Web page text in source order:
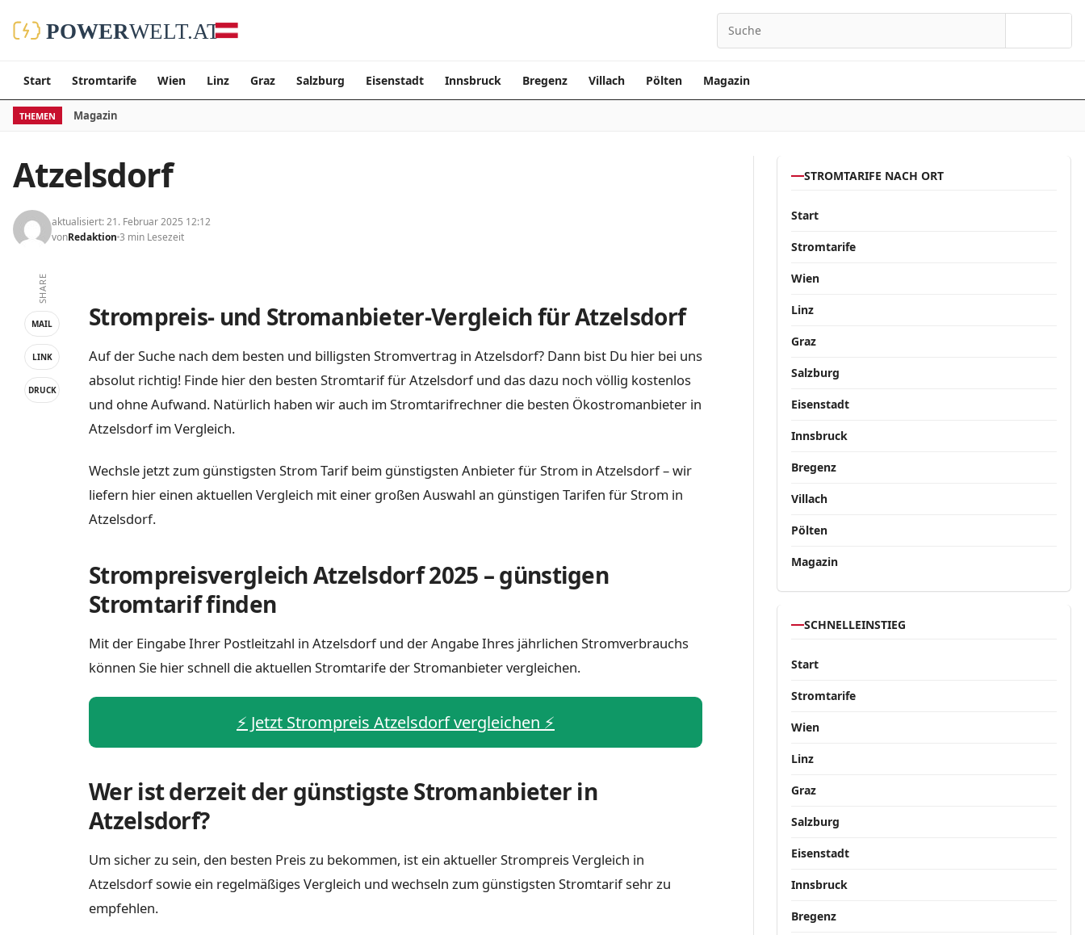
Start Stromtarife Wien Linz Graz Salzburg Eisenstadt Innsbruck Bregenz Villach Pölten Magazin
THEMEN Magazin
Atzelsdorf
aktualisiert: 21. Februar 2025 12:12
vonRedaktion 3 min Lesezeit
SHARE
MAIL
LINK
DRUCK
Strompreis- und Stromanbieter-Vergleich für Atzelsdorf
Auf der Suche nach dem besten und billigsten Stromvertrag in Atzelsdorf? Dann bist Du hier bei uns
absolut richtig! Finde hier den besten Stromtarif für Atzelsdorf und das dazu noch völlig kostenlos
und ohne Aufwand. Natürlich haben wir auch im Stromtarifrechner die besten Ökostromanbieter in
Atzelsdorf im Vergleich.
Wechsle jetzt zum günstigsten Strom Tarif beim günstigsten Anbieter für Strom in Atzelsdorf – wir
liefern hier einen aktuellen Vergleich mit einer großen Auswahl an günstigen Tarifen für Strom in
Atzelsdorf.
Strompreisvergleich Atzelsdorf 2025 – günstigen
Stromtarif finden
Mit der Eingabe Ihrer Postleitzahl in Atzelsdorf und der Angabe Ihres jährlichen Stromverbrauchs
können Sie hier schnell die aktuellen Stromtarife der Stromanbieter vergleichen.
⚡️ Jetzt Strompreis Atzelsdorf vergleichen ⚡️
Wer ist derzeit der günstigste Stromanbieter in
Atzelsdorf?
Um sicher zu sein, den besten Preis zu bekommen, ist ein aktueller Strompreis Vergleich in
Atzelsdorf sowie ein regelmäßiges Vergleich und wechseln zum günstigsten Stromtarif sehr zu
empfehlen.
STROMTARIFE NACH ORT
Start
Stromtarife
Wien
Linz
Graz
Salzburg
Eisenstadt
Innsbruck
Bregenz
Villach
Pölten
Magazin
SCHNELLEINSTIEG
Start
Stromtarife
Wien
Linz
Graz
Salzburg
Eisenstadt
Innsbruck
Bregenz